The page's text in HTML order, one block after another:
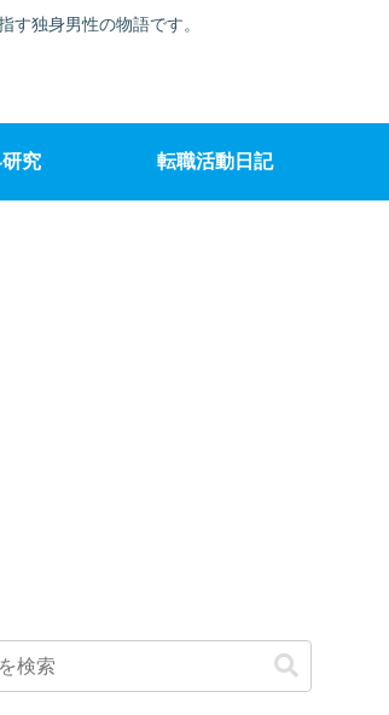
独身男性の物語です。
究 転職活動日記